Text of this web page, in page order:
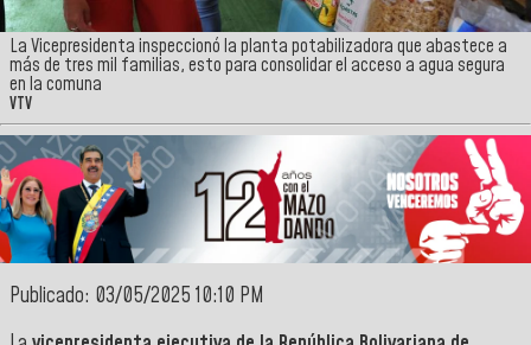
La Vicepresidenta inspeccionó la planta potabilizadora que abastece a
más de tres mil familias, esto para consolidar el acceso a agua segura
en la comuna
VTV
Publicado: 03/05/2025 10:10 PM